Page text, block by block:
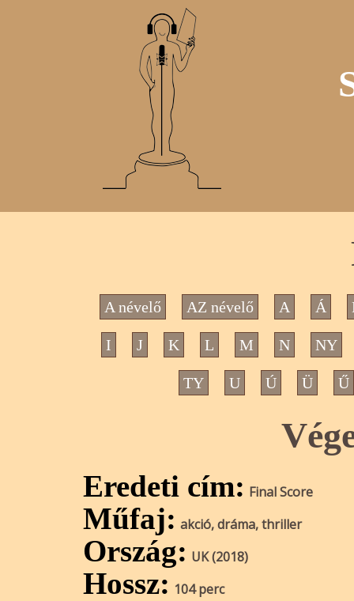
A névelő AZ névelő A Á
I J K L M N NY
TY U Ú Ü Ű
Eredeti cím: Final Score
Műfaj: akció, dráma, thriller
Ország: UK (2018)
Hossz: 104 perc